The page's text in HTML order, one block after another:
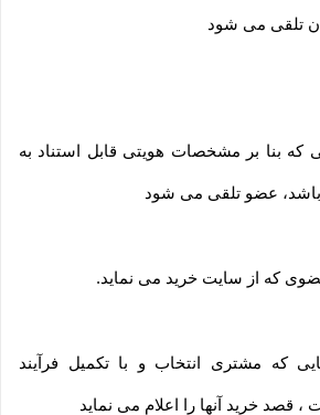
تلقی می شود
بنا بر مشخصات هویتی قابل استناد به
عضو تلقی می شود
که از سایت خرید می نماید.
که مشتری انتخاب و با تکمیل فرآیند
قصد خرید آنها را اعلام می نماید